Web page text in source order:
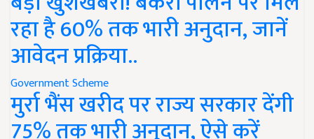
रहा है 60% तक भारी अनुदान, जानें
आवेदन प्रक्रिया..
Government Scheme
मुर्रा भैंस खरीद पर राज्य सरकार देंगी
75% तक भारी अनुदान, ऐसे करें